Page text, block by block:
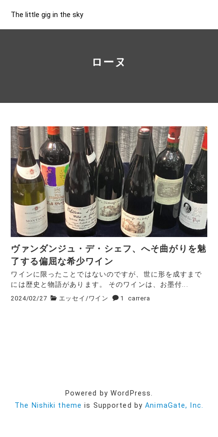
The little gig in the sky
ローヌ
ヴァンダンジュ・デ・シェフ、へそ曲がりを魅
了する偏屈な希少ワイン
ワインに限ったことではないのですが、世に形を成すまで
には歴史と物語があります。 そのワインは、お墨付...
2024/02/27 エッセイ /ワイン 1 carrera
Powered by WordPress.
The Nishiki theme is Supported byAnimaGate, Inc.